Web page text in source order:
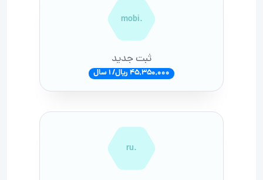
.mobi
ثبت جدید
45,350,000 ریال/ 1 سال
.ru